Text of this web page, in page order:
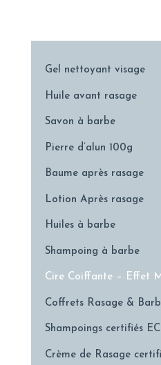
Gel nettoyant visage
Huile avant rasage
Savon à barbe
Pierre d’alun 100g
Baume après rasage
Lotion Après rasage
Huiles à barbe
Shampoing à barbe
Cire Coiffante – Effet
Coffrets Rasage &
Shampoings certifiés
Crème de Rasage